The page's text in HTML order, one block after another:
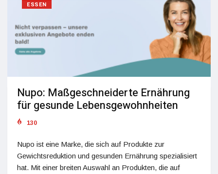
ESSEN
Nupo: Maßgeschneiderte Ernährung
für gesunde Lebensgewohnheiten
130
Nupo ist eine Marke, die sich auf Produkte zur
Gewichtsreduktion und gesunden Ernährung spezialisiert
hat. Mit einer breiten Auswahl an Produkten, die auf